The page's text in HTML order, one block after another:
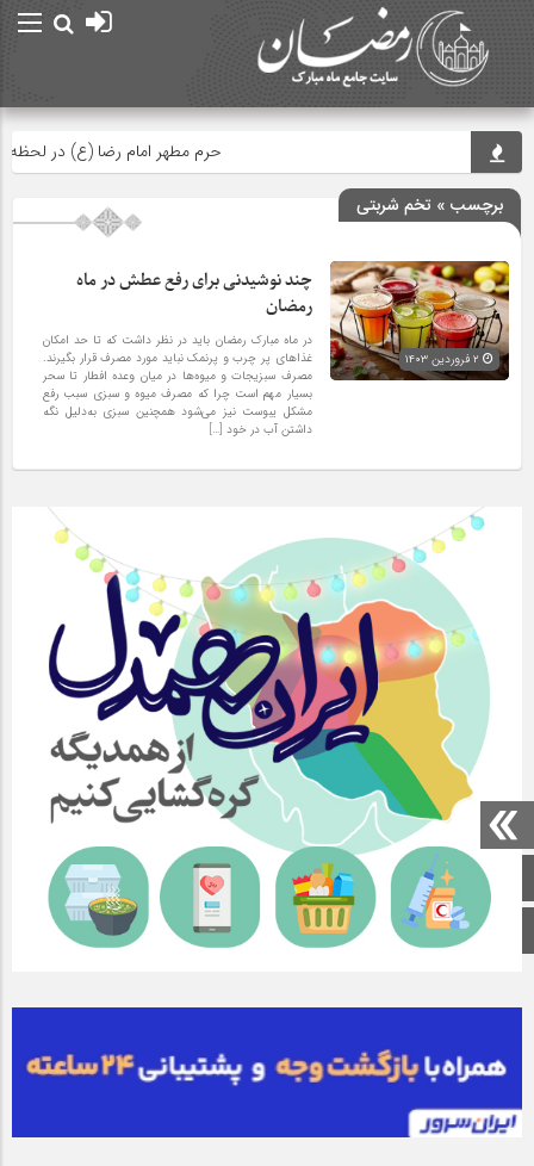
صفحه اصلی
اینستاگرام
حرم مطهر امام رضا (ع) در لحظه
برچسب » تخم شربتی
چند نوشیدنی‌ برای رفع عطش در ماه
رمضان
در ماه مبارک رمضان باید در نظر داشت که تا حد امکان
غذا‌های پر چرب و پرنمک نباید مورد مصرف قرار بگیرند.
مصرف سبزیجات و میوه‌ها در میان وعده افطار تا سحر
بسیار مهم است چرا که مصرف میوه و سبزی سبب رفع
مشکل یبوست نیز می‌شود همچنین سبزی به‌دلیل نگه
داشتن آب در خود […]